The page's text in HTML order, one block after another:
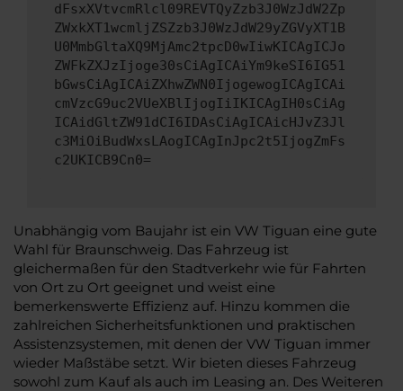
dFsxXVtvcmRlcl09REVTQyZzb3J0WzJdW2Zp
ZWxkXT1wcmljZSZzb3J0WzJdW29yZGVyXT1B
U0MmbGltaXQ9MjAmc2tpcD0wIiwKICAgICJo
ZWFkZXJzIjoge30sCiAgICAiYm9keSI6IG51
bGwsCiAgICAiZXhwZWN0IjogewogICAgICAi
cmVzcG9uc2VUeXBlIjogIiIKICAgIH0sCiAg
ICAidGltZW91dCI6IDAsCiAgICAicHJvZ3Jl
c3MiOiBudWxsLAogICAgInJpc2t5IjogZmFs
c2UKICB9Cn0=
Unabhängig vom Baujahr ist ein VW Tiguan eine gute
Wahl für Braunschweig. Das Fahrzeug ist
gleichermaßen für den Stadtverkehr wie für Fahrten
von Ort zu Ort geeignet und weist eine
bemerkenswerte Effizienz auf. Hinzu kommen die
zahlreichen Sicherheitsfunktionen und praktischen
Assistenzsystemen, mit denen der VW Tiguan immer
wieder Maßstäbe setzt. Wir bieten dieses Fahrzeug
sowohl zum Kauf als auch im Leasing an. Des Weiteren